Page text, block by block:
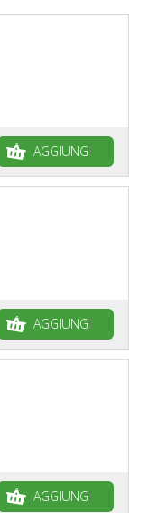
AGGIUNGI
AGGIUNGI
AGGIUNGI